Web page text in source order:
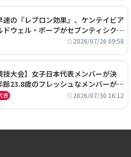
速の『レブロン効果』、ケンテイビア
ドウェル・ポープがセブンティシクサ
約で加入
2026/07/26 09:58
技大会】女子日本代表メンバーが決
齢23.8歳のフレッシュなメンバーが日
台で頂点を狙う
表 2026/07/30 16:12